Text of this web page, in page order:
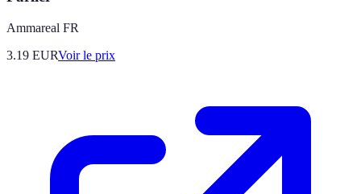
Ammareal FR
3.19 EURVoir le prix